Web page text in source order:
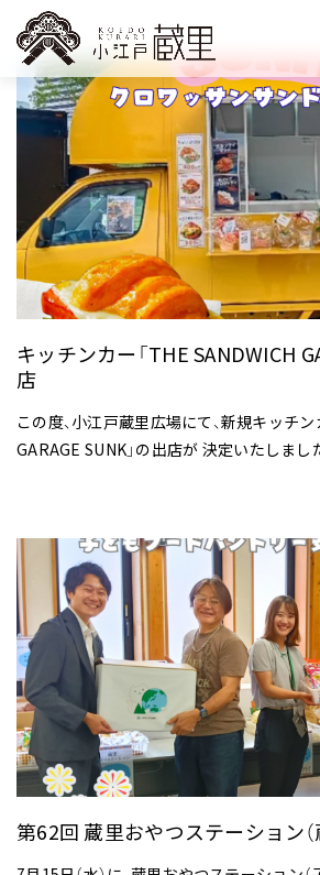
キッチンカー「THE SANDWICH
店
この度、小江戸蔵里広場にて、新規キッチ
GARAGE SUNK」の出店が 決定いたしまし
第62回 蔵里おやつステーション（